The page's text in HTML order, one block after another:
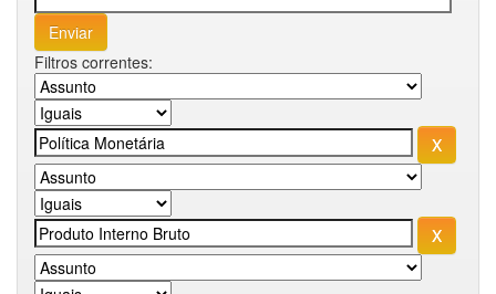
Filtros correntes: